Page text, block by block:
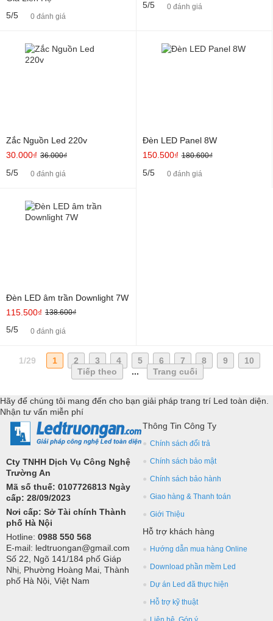
5/5
0 đánh giá
5/5 0 đánh giá
Zắc Nguồn Led 220v
30.000₫ 36.000₫
5/5 0 đánh giá
Đèn LED Panel 8W
150.500₫ 180.600₫
5/5 0 đánh giá
Đèn LED âm trần Downlight 7W
115.500₫ 138.600₫
5/5 0 đánh giá
1/29 1 2 3 4 5 6 7 8 9
10
Tiếp theo
... Trang cuối
Hãy để chúng tôi mang đến cho bạn giải pháp trang trí Led toàn diện.
Nhận tư vấn miễn phí
Cty TNHH Dịch Vụ Công Nghệ
Trường An
Mã số thuế: 0107726813 Ngày
cấp: 28/09/2023
Nơi cấp: Sở Tài chính Thành
phố Hà Nội
Hotline: 0988 550 568
E-mail: ledtruongan@gmail.com
Số 22, Ngõ 141/184 phố Giáp
Nhị, Phường Hoàng Mai, Thành
phố Hà Nội, Việt Nam
Thông Tin Công Ty
Chính sách đổi trả
Chính sách bảo mật
Chính sách bảo hành
Giao hàng & Thanh toán
Giới Thiệu
Hỗ trợ khách hàng
Hướng dẫn mua hàng Online
Download phần mềm Led
Dự án Led đã thực hiện
Hỗ trợ kỹ thuật